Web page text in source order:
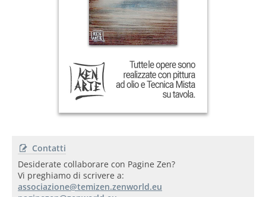
Contatti
Desiderate collaborare con Pagine Zen?
Vi preghiamo di scrivere a: